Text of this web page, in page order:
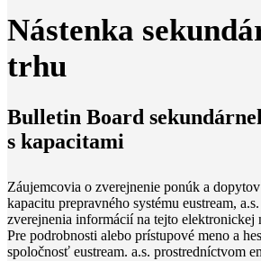
Nástenka
trhu
Bulletin Board
s kapacitami
Záujemcovia o zverejnenie ponúk a
kapacitu prepravného systému eustream,
zverejnenia informácií na tejto elektronickej
Pre podrobnosti alebo prístupové meno a
spoločnosť eustream. a.s. prostredníctvom